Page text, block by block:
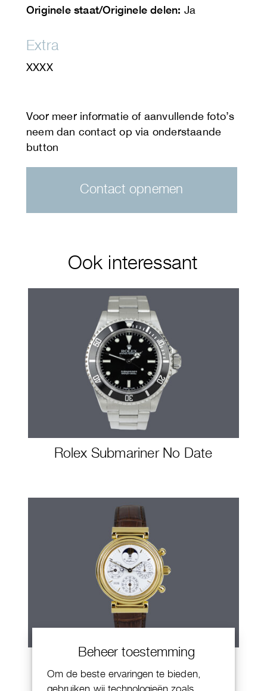
Beheer toestemming
Om de beste ervaringen te bieden,
gebruiken wij technologieën zoals
Originele staat/Originele delen: Ja
Extra
XXXX
Contact opnemen
Ook interessant
Rolex Submariner No Date